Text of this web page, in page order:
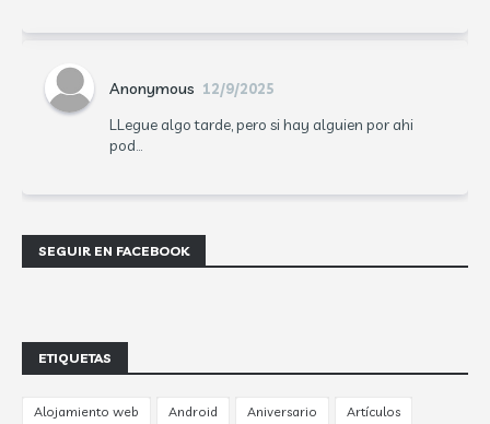
Anonymous 12/9/2025
LLegue algo tarde, pero si hay alguien por ahi
pod...
SEGUIR EN FACEBOOK
ETIQUETAS
Alojamiento web Android Aniversario Artículos